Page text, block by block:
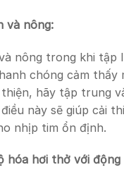
và nông:
nông trong khi tập
chóng cảm thấy
hãy tập trung
này sẽ giúp cải
nhịp tim ổn định.
hóa hơi thở với động